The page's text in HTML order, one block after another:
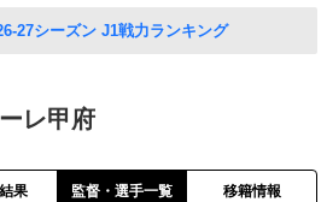
27シーズン J1戦力ランキング
レ甲府
果 監督・選手一覧 移籍情報